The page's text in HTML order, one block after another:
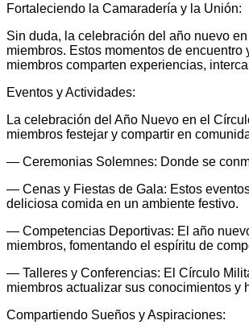
Fortaleciendo la Camaradería y la Unión:
Sin duda, la celebración del año nuevo
miembros. Estos momentos de
miembros comparten experiencias,
Eventos y Actividades:
La celebración del Año Nuevo en el
miembros festejar y compartir en
— Ceremonias Solemnes: Donde se
— Cenas y Fiestas de Gala: Estos
deliciosa comida en un ambiente festivo.
— Competencias Deportivas: El año
miembros, fomentando el espíritu de
— Talleres y Conferencias: El Círculo
miembros actualizar sus conocimientos
Compartiendo Sueños y Aspiraciones: